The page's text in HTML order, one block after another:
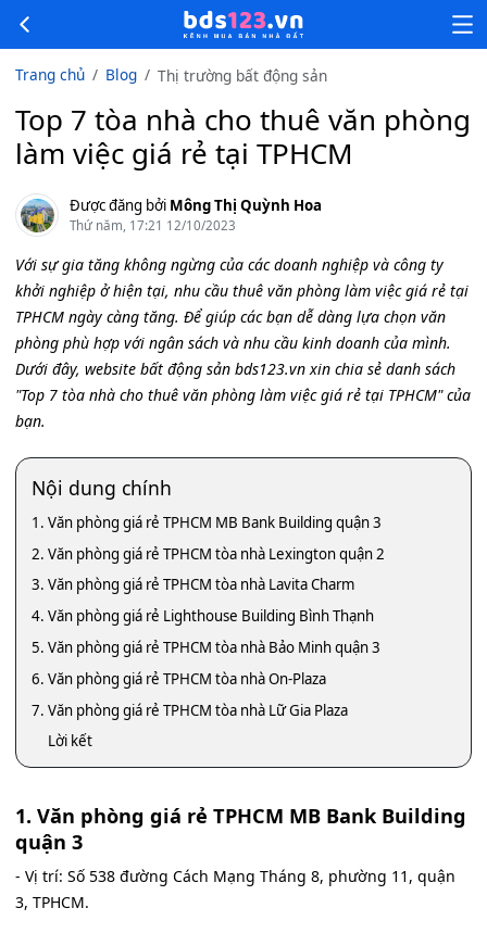
Trang chủ Blog Thị trường bất động sản
Top 7 tòa nhà cho thuê văn phòng
làm việc giá rẻ tại TPHCM
Được đăng bởi Mông Thị Quỳnh Hoa
Thứ năm, 17:21 12/10/2023
Với sự gia tăng không ngừng của các doanh nghiệp và công ty
khởi nghiệp ở hiện tại, nhu cầu thuê văn phòng làm việc giá rẻ tại
TPHCM ngày càng tăng. Để giúp các bạn dễ dàng lựa chọn văn
phòng phù hợp với ngân sách và nhu cầu kinh doanh của mình.
Dưới đây, website bất động sản bds123.vn xin chia sẻ danh sách
"Top 7 tòa nhà cho thuê văn phòng làm việc giá rẻ tại TPHCM" của
bạn.
Nội dung chính
1. Văn phòng giá rẻ TPHCM MB Bank Building quận 3
2. Văn phòng giá rẻ TPHCM tòa nhà Lexington quận 2
3. Văn phòng giá rẻ TPHCM tòa nhà Lavita Charm
4. Văn phòng giá rẻ Lighthouse Building Bình Thạnh
5. Văn phòng giá rẻ TPHCM tòa nhà Bảo Minh quận 3
6. Văn phòng giá rẻ TPHCM tòa nhà On-Plaza
7. Văn phòng giá rẻ TPHCM tòa nhà Lữ Gia Plaza
Lời kết
1. Văn phòng giá rẻ TPHCM MB Bank Building
quận 3
- Vị trí: Số 538 đường Cách Mạng Tháng 8, phường 11, quận
3, TPHCM.